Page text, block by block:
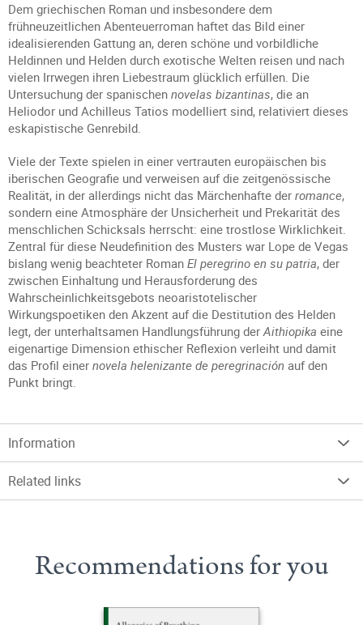
Dem griechischen Roman und insbesondere dem
frühneuzeitlichen Abenteuerroman haftet das Bild einer
idealisierenden Gattung an, deren schöne und vorbildliche
Heldinnen und Helden durch exotische Welten reisen und nach
vielen Irrwegen ihren Liebestraum glücklich erfüllen. Die
Untersuchung der spanischen novelas bizantinas, die an
Heliodor und Achilleus Tatios modelliert sind, relativiert dieses
eskapistische Genrebild.
Viele der Texte spielen in einer vertrauten europäischen bis
iberischen Geografie und verweisen auf die zeitgenössische
Realität, in der allerdings nicht das Märchenhafte der romance,
sondern eine Atmosphäre der Unsicherheit und Prekarität des
menschlichen Schicksals herrscht: eine trostlose Wirklichkeit.
Zentral für diese Neudefinition des Musters war Lope de Vegas
bislang wenig beachteter Roman El peregrino en su patria, der
zwischen Einhaltung und Herausforderung des
Wahrscheinlichkeitsgebots neoaristotelischer
Wirkungspoetiken den Akzent auf die Destitution des Helden
legt, der unterhaltsamen Handlungsführung derAithiopika eine
eigenartige Dimension ethischer Reflexion verleiht und damit
das Profil einer novela helenizante de peregrinación auf den
Punkt bringt.
Information
Related links
Recommendations for you